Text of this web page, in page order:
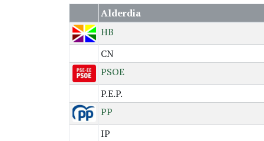
Alderdia
HB
CN
PSOE
P.E.P.
PP
IP